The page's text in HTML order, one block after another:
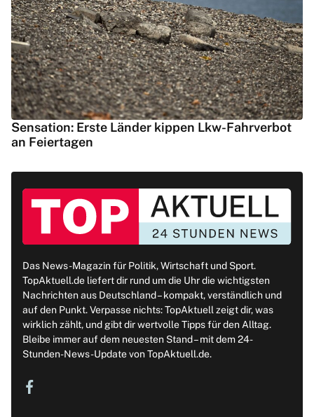
Sensation: Erste Länder kippen Lkw-Fahrverbot
an Feiertagen
Das News-Magazin für Politik, Wirtschaft und Sport.
TopAktuell.de liefert dir rund um die Uhr die wichtigsten
Nachrichten aus Deutschland – kompakt, verständlich und
auf den Punkt. Verpasse nichts: TopAktuell zeigt dir, was
wirklich zählt, und gibt dir wertvolle Tipps für den Alltag.
Bleibe immer auf dem neuesten Stand – mit dem 24-
Stunden-News-Update von TopAktuell.de.